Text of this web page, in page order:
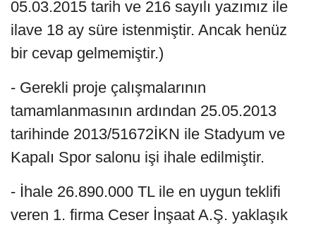
05.03.2015 tarih ve 216 sayılı yazımız ile
ilave 18 ay süre istenmiştir. Ancak henüz
bir cevap gelmemiştir.)
- Gerekli proje çalışmalarının
tamamlanmasının ardından 25.05.2013
tarihinde 2013/51672İKN ile Stadyum ve
Kapalı Spor salonu işi ihale edilmiştir.
- İhale 26.890.000 TL ile en uygun teklifi
veren 1. firma Ceser İnşaat A.Ş. yaklaşık